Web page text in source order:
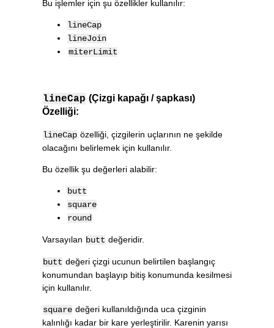
Bu işlemler için şu özellikler kullanılır:
lineCap
lineJoin
miterLimit
lineCap (Çizgi kapağı / şapkası)
Özelliği:
lineCap özelliği, çizgilerin uçlarının ne şekilde
olacağını belirlemek için kullanılır.
Bu özellik şu değerleri alabilir:
butt
square
round
Varsayılan butt değeridir.
butt değeri çizgi ucunun belirtilen başlangıç
konumundan başlayıp bitiş konumunda kesilmesi
için kullanılır.
square değeri kullanıldığında uca çizginin
kalınlığı kadar bir kare yerleştirilir. Karenin yarısı